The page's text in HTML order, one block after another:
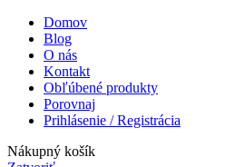
Domov
Blog
O nás
Kontakt
Obľúbené produkty
Porovnaj
Prihlásenie / Registrácia
Nákupný košík